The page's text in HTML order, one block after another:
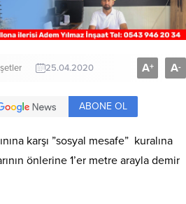
25.04.2020 A+ A-
ABONE OL
karşı ”sosyal mesafe” kuralına
önlerine 1’er metre arayla demir